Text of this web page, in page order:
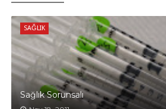
SAĞLIK
Sağlık Sorunsalı